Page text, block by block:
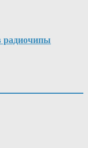
радиочипы